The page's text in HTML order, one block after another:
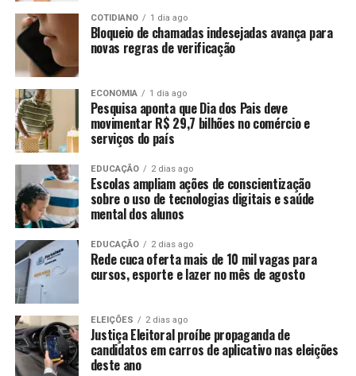
COTIDIANO 1 dia ago
Bloqueio de chamadas indesejadas avança para
novas regras de verificação
ECONOMIA 1 dia ago
Pesquisa aponta que Dia dos Pais deve
movimentar R$ 29,7 bilhões no comércio e
serviços do país
EDUCAÇÃO 2 dias ago
Escolas ampliam ações de conscientização
sobre o uso de tecnologias digitais e saúde
mental dos alunos
EDUCAÇÃO 2 dias ago
Rede cuca oferta mais de 10 mil vagas para
cursos, esporte e lazer no mês de agosto
ELEIÇÕES 2 dias ago
Justiça Eleitoral proíbe propaganda de
candidatos em carros de aplicativo nas eleições
deste ano